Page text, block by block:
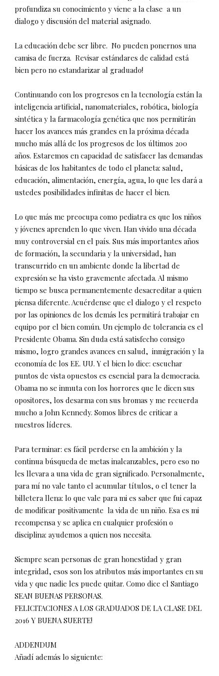
profundiza su conocimiento y viene a la clase a un
dialogo y discusión del material asignado.
La educación debe ser libre. No pueden ponernos una
camisa de fuerza. Revisar estándares de calidad está
bien pero no estandarizar al graduado!
Continuando con los progresos en la tecnología están la
inteligencia artificial, nanomateriales, robótica, biología
sintética y la farmacología genética que nos permitirán
hacer los avances más grandes en la próxima década
mucho más allá de los progresos de los últimos 200
años. Estaremos en capacidad de satisfacer las demandas
básicas de los habitantes de todo el planeta: salud,
educación, alimentación, energía, agua, lo que les dará a
ustedes posibilidades infinitas de hacer el bien.
Lo que más me preocupa como pediatra es que los niños
y jóvenes aprenden lo que viven. Han vivido una década
muy controversial en el país. Sus más importantes años
de formación, la secundaria y la universidad, han
transcurrido en un ambiente donde la libertad de
expresión se ha visto gravemente afectada. Al mismo
tiempo se busca permanentemente desacreditar a quien
piensa diferente. Acuérdense que el dialogo y el respeto
por las opiniones de los demás les permitirá trabajar en
equipo por el bien común. Un ejemplo de tolerancia es el
Presidente Obama. Sin duda está satisfecho consigo
mismo, logro grandes avances en salud, inmigración y la
economía de los EE. UU. Y el bien lo dice: escuchar
puntos de vista opuestos es esencial para la democracia.
Obama no se inmuta con los horrores que le dicen sus
opositores, los desarma con sus bromas y me recuerda
mucho a John Kennedy. Somos libres de criticar a
nuestros líderes.
Para terminar: es fácil perderse en la ambición y la
continua búsqueda de metas inalcanzables, pero eso no
les llevara a una vida de gran significado. Personalmente,
para mí no vale tanto el acumular títulos, o el tener la
billetera llena: lo que vale para mi es saber que fui capaz
de modificar positivamente la vida de un niño. Esa es mi
recompensa y se aplica en cualquier profesión o
disciplina: ayudemos a quien nos necesita.
Siempre sean personas de gran honestidad y gran
integridad, esos son los atributos más importantes en su
vida y que nadie les puede quitar. Como dice el Santiago
SEAN BUENAS PERSONAS.
FELICITACIONES A LOS GRADUADOS DE LA CLASE DEL
2016 Y BUENA SUERTE!
ADDENDUM
Añadí además lo siguiente: